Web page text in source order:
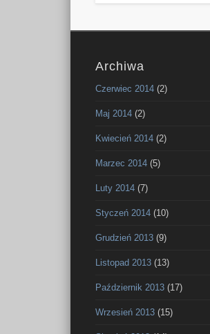
Archiwa
Czerwiec 2014 (2)
Maj 2014 (2)
Kwiecień 2014 (2)
Marzec 2014 (5)
Luty 2014 (7)
Styczeń 2014 (10)
Grudzień 2013 (9)
Listopad 2013 (13)
Październik 2013 (17)
Wrzesień 2013 (15)